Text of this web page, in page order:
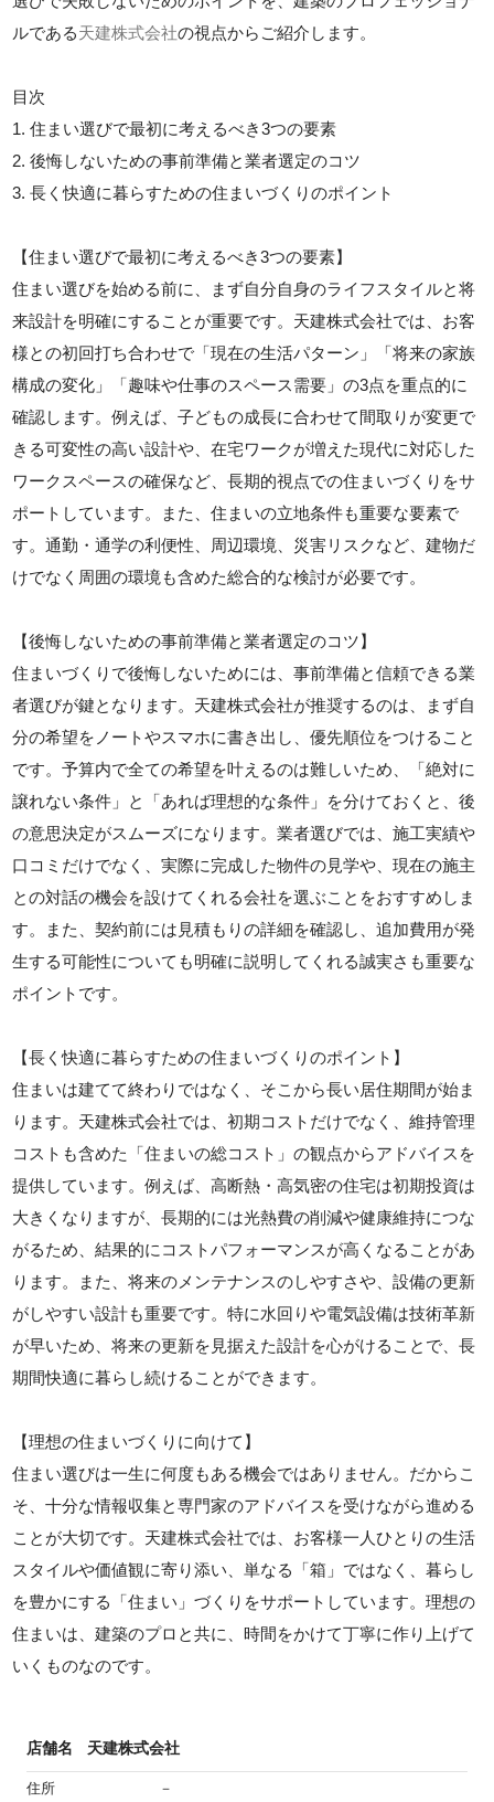
ルである天建株式会社の視点からご紹介します。
目次
1. 住まい選びで最初に考えるべき3つの要素
2. 後悔しないための事前準備と業者選定のコツ
3. 長く快適に暮らすための住まいづくりのポイント
【住まい選びで最初に考えるべき3つの要素】
住まい選びを始める前に、まず自分自身のライフスタイルと将
来設計を明確にすることが重要です。天建株式会社では、お客
様との初回打ち合わせで「現在の生活パターン」「将来の家族
構成の変化」「趣味や仕事のスペース需要」の3点を重点的に
確認します。例えば、子どもの成長に合わせて間取りが変更で
きる可変性の高い設計や、在宅ワークが増えた現代に対応した
ワークスペースの確保など、長期的視点での住まいづくりをサ
ポートしています。また、住まいの立地条件も重要な要素で
す。通勤・通学の利便性、周辺環境、災害リスクなど、建物だ
けでなく周囲の環境も含めた総合的な検討が必要です。
【後悔しないための事前準備と業者選定のコツ】
住まいづくりで後悔しないためには、事前準備と信頼できる業
者選びが鍵となります。天建株式会社が推奨するのは、まず自
分の希望をノートやスマホに書き出し、優先順位をつけること
です。予算内で全ての希望を叶えるのは難しいため、「絶対に
譲れない条件」と「あれば理想的な条件」を分けておくと、後
の意思決定がスムーズになります。業者選びでは、施工実績や
口コミだけでなく、実際に完成した物件の見学や、現在の施主
との対話の機会を設けてくれる会社を選ぶことをおすすめしま
す。また、契約前には見積もりの詳細を確認し、追加費用が発
生する可能性についても明確に説明してくれる誠実さも重要な
ポイントです。
【長く快適に暮らすための住まいづくりのポイント】
住まいは建てて終わりではなく、そこから長い居住期間が始ま
ります。天建株式会社では、初期コストだけでなく、維持管理
コストも含めた「住まいの総コスト」の観点からアドバイスを
提供しています。例えば、高断熱・高気密の住宅は初期投資は
大きくなりますが、長期的には光熱費の削減や健康維持につな
がるため、結果的にコストパフォーマンスが高くなることがあ
ります。また、将来のメンテナンスのしやすさや、設備の更新
がしやすい設計も重要です。特に水回りや電気設備は技術革新
が早いため、将来の更新を見据えた設計を心がけることで、長
期間快適に暮らし続けることができます。
【理想の住まいづくりに向けて】
住まい選びは一生に何度もある機会ではありません。だからこ
そ、十分な情報収集と専門家のアドバイスを受けながら進める
ことが大切です。天建株式会社では、お客様一人ひとりの生活
スタイルや価値観に寄り添い、単なる「箱」ではなく、暮らし
を豊かにする「住まい」づくりをサポートしています。理想の
住まいは、建築のプロと共に、時間をかけて丁寧に作り上げて
いくものなのです。
店舗名 天建株式会社
住所 －